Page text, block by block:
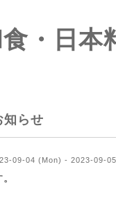
・日本
知らせ
09-04 (Mon) - 2023-09-